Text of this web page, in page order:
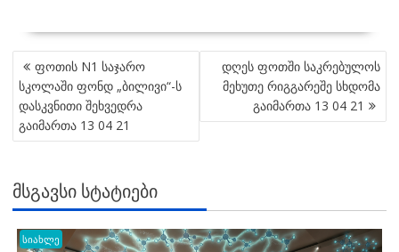
POST
NAVIGATION
ფოთის N1 საჯარო
სკოლაში ფონდ „ბილივი“-ს
დასკვნითი შეხვედრა
გაიმართა 13 04 21
დღეს ფოთში საკრებულოს
მეხუთე რიგგარეშე სხდომა
გაიმართა 13 04 21
ᲛᲡᲒᲐᲕᲡᲘ ᲡᲢᲐᲢᲘᲔᲑᲘ
სიახლე